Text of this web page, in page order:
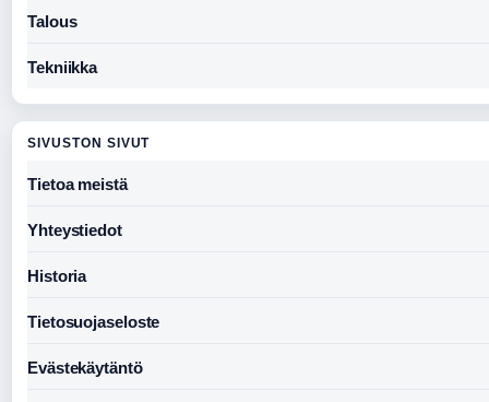
Talous
Tekniikka
SIVUSTON SIVUT
Tietoa meistä
Yhteystiedot
Historia
Tietosuojaseloste
Evästekäytäntö